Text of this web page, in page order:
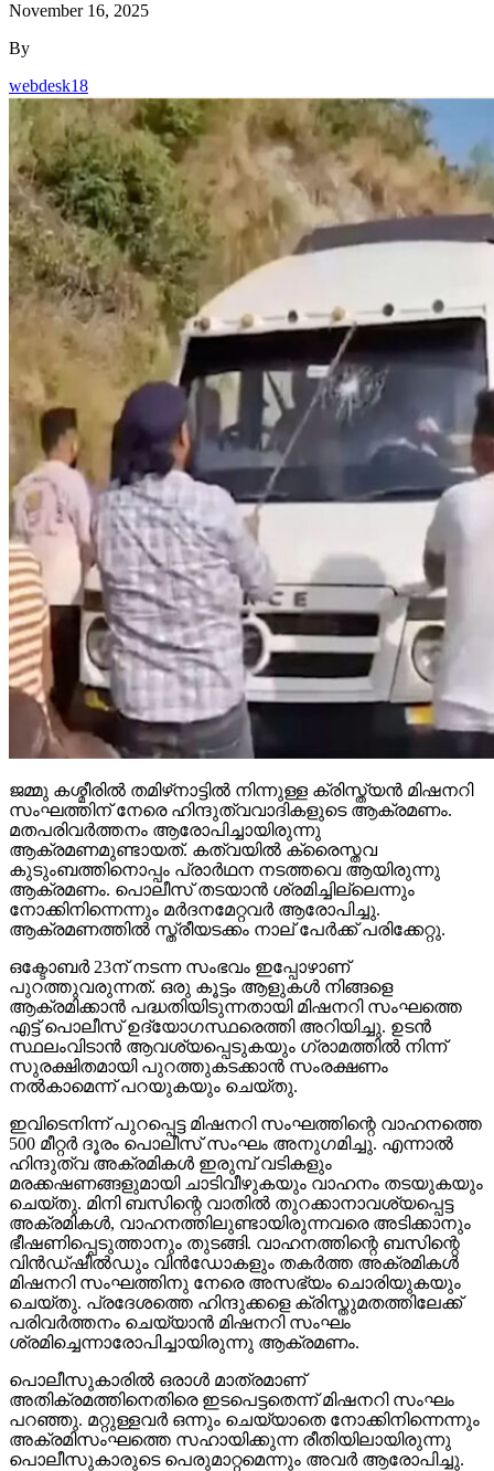
November 16, 2025
By
webdesk18
ജമ്മു കശ്മീരില്‍ തമിഴ്‌നാട്ടില്‍ നിന്നുള്ള ക്രിസ്ത്യന്‍ മിഷനറി
സംഘത്തിന് നേരെ ഹിന്ദുത്വവാദികളുടെ ആക്രമണം.
മതപരിവര്‍ത്തനം ആരോപിച്ചായിരുന്നു
ആക്രമണമുണ്ടായത്. കത്വയില്‍ ക്രൈസ്തവ
കുടുംബത്തിനൊപ്പം പ്രാര്‍ഥന നടത്തവെ ആയിരുന്നു
ആക്രമണം. പൊലീസ് തടയാന്‍ ശ്രമിച്ചില്ലെന്നും
നോക്കിനിന്നെന്നും മര്‍ദനമേറ്റവര്‍ ആരോപിച്ചു.
ആക്രമണത്തില്‍ സ്ത്രീയടക്കം നാല് പേര്‍ക്ക് പരിക്കേറ്റു.
ഒക്ടോബര്‍ 23ന് നടന്ന സംഭവം ഇപ്പോഴാണ്
പുറത്തുവരുന്നത്. ഒരു കൂട്ടം ആളുകള്‍ നിങ്ങളെ
ആക്രമിക്കാന്‍ പദ്ധതിയിടുന്നതായി മിഷനറി സംഘത്തെ
എട്ട് പൊലീസ് ഉദ്യോഗസ്ഥരെത്തി അറിയിച്ചു. ഉടന്‍
സ്ഥലംവിടാന്‍ ആവശ്യപ്പെടുകയും ഗ്രാമത്തില്‍ നിന്ന്
സുരക്ഷിതമായി പുറത്തുകടക്കാന്‍ സംരക്ഷണം
നല്‍കാമെന്ന് പറയുകയും ചെയ്തു.
ഇവിടെനിന്ന് പുറപ്പെട്ട മിഷനറി സംഘത്തിന്റെ വാഹനത്തെ
500 മീറ്റര്‍ ദൂരം പൊലീസ് സംഘം അനുഗമിച്ചു. എന്നാല്‍
ഹിന്ദുത്വ അക്രമികള്‍ ഇരുമ്പ് വടികളും
മരക്കഷണങ്ങളുമായി ചാടിവീഴുകയും വാഹനം തടയുകയും
ചെയ്തു. മിനി ബസിന്റെ വാതില്‍ തുറക്കാനാവശ്യപ്പെട്ട
അക്രമികള്‍, വാഹനത്തിലുണ്ടായിരുന്നവരെ അടിക്കാനും
ഭീഷണിപ്പെടുത്താനും തുടങ്ങി. വാഹനത്തിന്റെ ബസിന്റെ
വിന്‍ഡ്ഷീല്‍ഡും വിന്‍ഡോകളും തകര്‍ത്ത അക്രമികള്‍
മിഷനറി സംഘത്തിനു നേരെ അസഭ്യം ചൊരിയുകയും
ചെയ്തു. പ്രദേശത്തെ ഹിന്ദുക്കളെ ക്രിസ്തുമതത്തിലേക്ക്
പരിവര്‍ത്തനം ചെയ്യാന്‍ മിഷനറി സംഘം
ശ്രമിച്ചെന്നാരോപിച്ചായിരുന്നു ആക്രമണം.
പൊലീസുകാരില്‍ ഒരാള്‍ മാത്രമാണ്
അതിക്രമത്തിനെതിരെ ഇടപെട്ടതെന്ന് മിഷനറി സംഘം
പറഞ്ഞു. മറ്റുള്ളവര്‍ ഒന്നും ചെയ്യാതെ നോക്കിനിന്നെന്നും
അക്രമിസംഘത്തെ സഹായിക്കുന്ന രീതിയിലായിരുന്നു
പൊലീസുകാരുടെ പെരുമാറ്റമെന്നും അവര്‍ ആരോപിച്ചു.